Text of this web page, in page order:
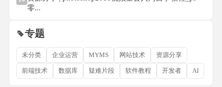
零...
专题
未分类 企业运营 MYMS 网站技术 资源分享
前端技术 数据库 疑难片段 软件教程 开发者 AI